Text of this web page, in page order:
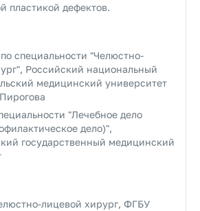
пластикой дефектов.
специальности "Челюстно-
Российский национальный
медицинский университет
"Лечебное дело
дело)",
государственный медицинский
лицевой хирург, ФГБУ